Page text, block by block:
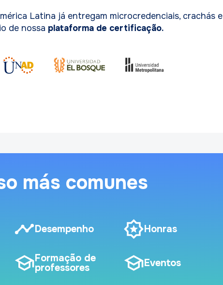
Latina já entregam microcredenciais, crachás e
de nossa plataforma de certificação.
más comunes
Desempenho Honras
Formação de
professores
Eventos